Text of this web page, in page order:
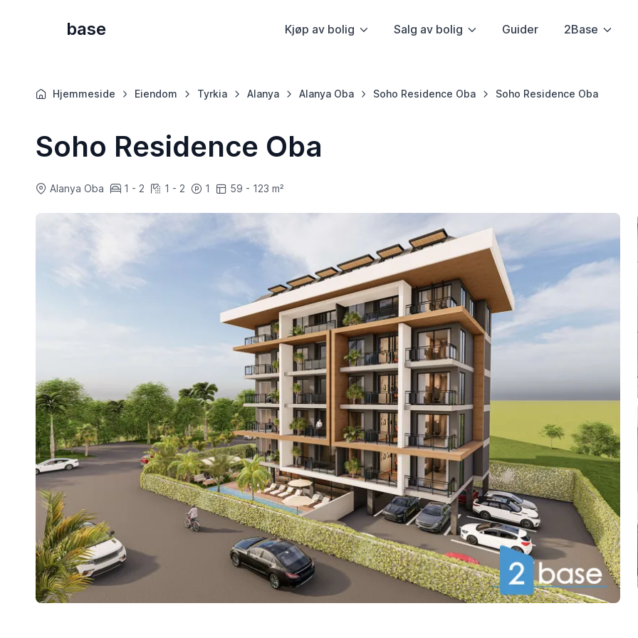
base Kjøp av bolig Salg av bolig Guider 2Base
Hjemmeside Eiendom Tyrkia Alanya Alanya Oba Soho Residence Oba Soho Residence Oba
Soho Residence Oba
Alanya Oba 1 - 2 1 - 2 1 59 - 123 m²